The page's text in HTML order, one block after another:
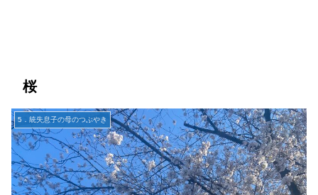
桜
5．統失息子の母のつぶやき